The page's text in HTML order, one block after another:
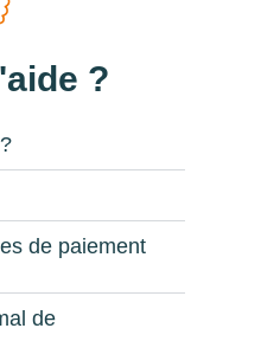
?
de paiement
de